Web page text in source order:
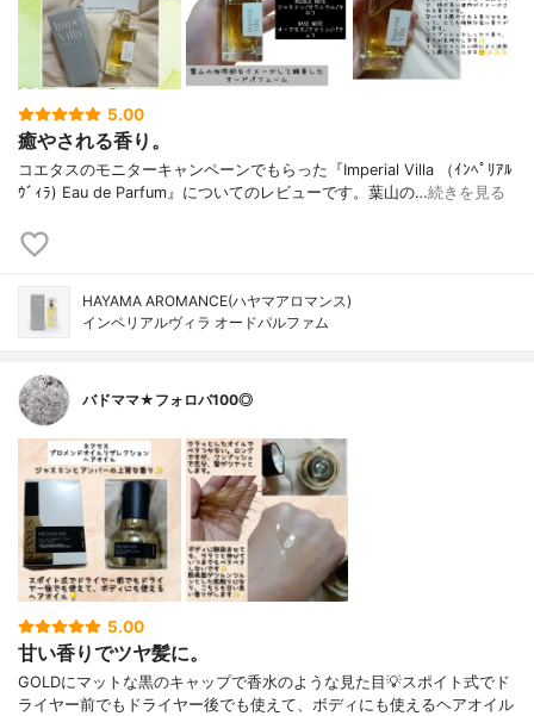
5.00
癒やされる香り。
コエタスのモニターキャンペーンでもらった『Imperial Villa （ｲﾝﾍﾟﾘｱﾙ
ｳﾞｨﾗ) Eau de Parfum』についてのレビューです。葉山の…続きを見る
HAYAMA AROMANCE(ハヤマアロマンス)
インペリアルヴィラ オードパルファム
バドママ★フォロバ100◎
5.00
甘い香りでツヤ髪に。
GOLDにマットな黒のキャップで香水のような見た目💡スポイト式でド
ライヤー前でもドライヤー後でも使えて、ボディにも使えるヘアオイル